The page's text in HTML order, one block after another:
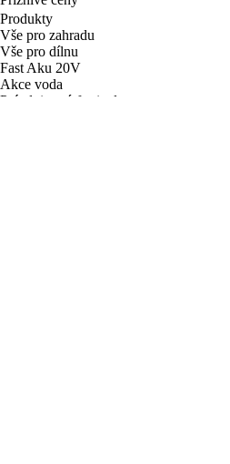
Produkty
Vše pro zahradu
Vše pro dílnu
Fast Aku 20V
Akce voda
Prázdninový festival